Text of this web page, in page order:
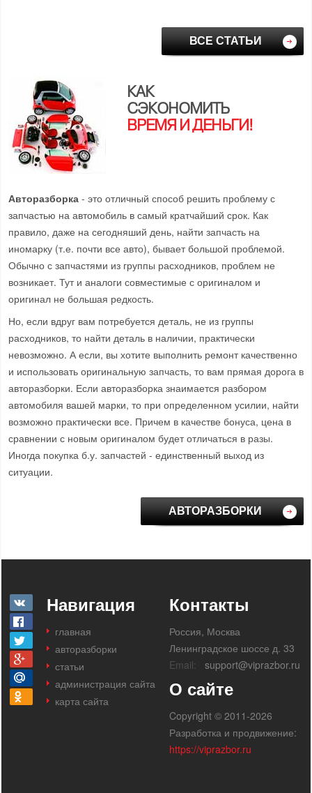
ВСЕ СТАТЬИ
КАК
СЭКОНОМИТЬ
ВРЕМЯ И ДЕНЬГИ!
Авторазборка - это отличный способ решить проблему с
запчастью на автомобиль в самый кратчайший срок. Как
правило, даже на сегодняший день, найти запчасть на
иномарку (т.е. почти все авто), бывает большой проблемой.
Обычно с запчастями из группы расходников, проблем не
возникает. Тут и аналоги совместимые с оригиналом и
оригинал не большая редкость.
Но, если вдруг вам потребуется деталь, не из группы
расходников, то найти деталь в наличии, практически
невозможно. А если, вы хотите выполнить ремонт качественно
и использовать оригинальную запчасть, то вам прямая дорога в
авторазборки. Если авторазборка знаимается разбором
автомобиля вашей марки, то при определенном усилии, найти
возможно практически все. Причем в качестве бонуса, цена в
сравнении с новым оригиналом будет отличаться в разы.
Иногда покупка б.у. запчастей - единственный выход из
ситуации.
АВТОРАЗБОРКИ
Навигация
главная
авторазборки
статьи
администрация сайта
карта сайта
Контакты
Россия, Москва
Ленинградское шоссе д. 33
Email:
support@viprazbor.ru
О сайте
Copyright © 2011-2026
Разработка и продвижение:
https://viprazbor.ru